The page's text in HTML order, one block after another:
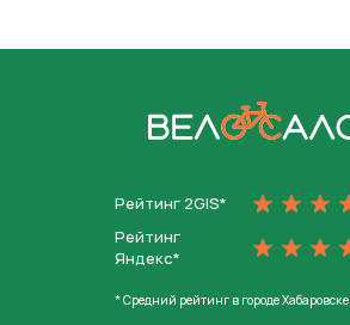
Рейтинг 2GIS*
Рейтинг
Яндекс*
* Средний рейтинг в городе Хабаровске